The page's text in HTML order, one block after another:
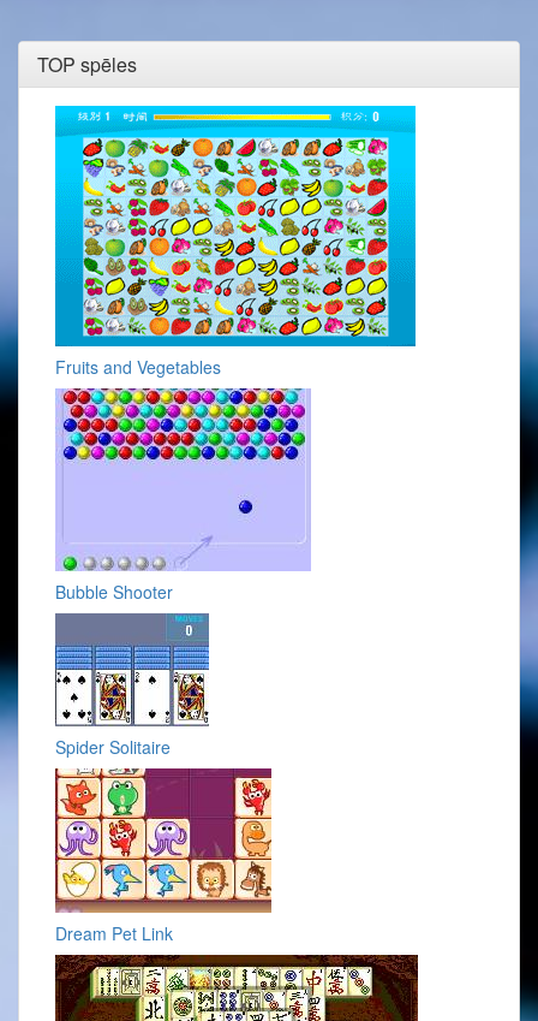
TOP spēles
Fruits and Vegetables
Bubble Shooter
Spider Solitaire
Dream Pet Link